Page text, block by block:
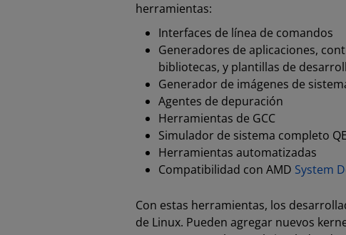
herramientas:
Interfaces de línea de comandos
Generadores de aplicaciones,
bibliotecas, y plantillas de
Generador de imágenes de
Agentes de depuración
Herramientas de GCC
Simulador de sistema completo
Herramientas automatizadas
Compatibilidad con AMD System
Con estas herramientas, los
de Linux. Pueden agregar nuevos